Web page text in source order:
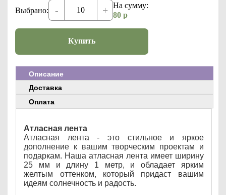
Выбрано: - +
На сумму:
80 р
Купить
Описание
Доставка
Оплата
Атласная лента
Атласная лента - это стильное и яркое
дополнение к вашим творческим проектам и
подаркам. Наша атласная лента имеет ширину
25 мм и длину 1 метр, и обладает ярким
желтым оттенком, который придаст вашим
идеям солнечность и радость.